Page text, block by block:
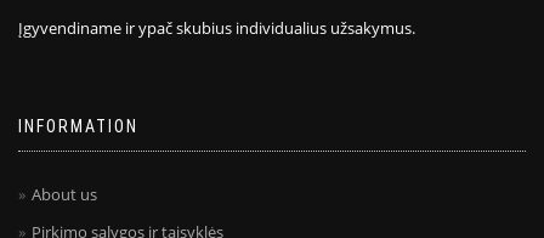
Įgyvendiname ir ypač skubius individualius užsakymus.
INFORMATION
About us
Pirkimo sąlygos ir taisyklės